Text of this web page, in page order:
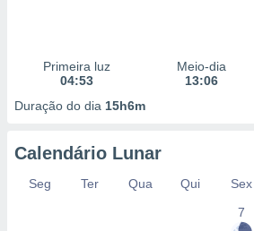
Primeira luz
04:53
Meio-dia
13:06
Duração do dia 15h6m
Calendário Lunar
Seg Ter Qua Qui Sex
7